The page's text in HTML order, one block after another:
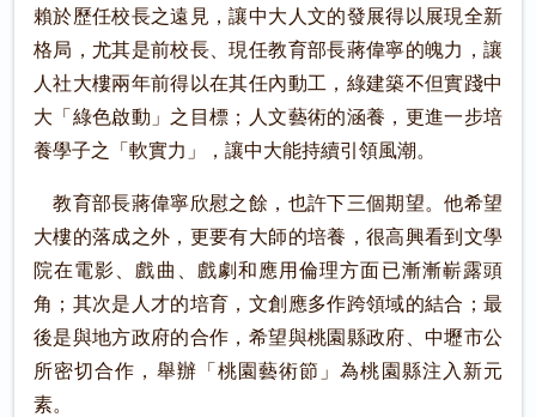
賴於歷任校長之遠見，讓中大人文的發展得以展現全新
格局，尤其是前校長、現任教育部長蔣偉寧的魄力，讓
人社大樓兩年前得以在其任內動工，綠建築不但實踐中
大「綠色啟動」之目標；人文藝術的涵養，更進一步培
養學子之「軟實力」，讓中大能持續引領風潮。
教育部長蔣偉寧欣慰之餘，也許下三個期望。他希望
大樓的落成之外，更要有大師的培養，很高興看到文學
院在電影、戲曲、戲劇和應用倫理方面已漸漸嶄露頭
角；其次是人才的培育，文創應多作跨領域的結合；最
後是與地方政府的合作，希望與桃園縣政府、中壢市公
所密切合作，舉辦「桃園藝術節」為桃園縣注入新元
素。